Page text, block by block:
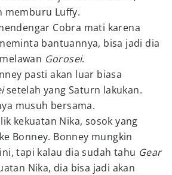
memburu Luffy.
Cobra mati karena
bantuannya, bisa jadi dia
Gorosei.
pasti akan luar biasa
setelah yang Saturn lakukan.
musuh bersama.
kekuatan Nika, sosok yang
Bonney. Bonney mungkin
tapi kalau dia sudah tahu Gear
Nika, dia bisa jadi akan